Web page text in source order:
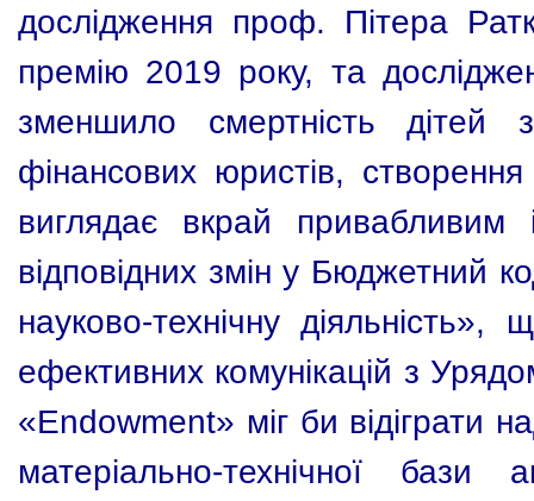
дослідження проф. Пітера
премію 2019 року, та
зменшило смертність дітей
фінансових юристів,
виглядає вкрай
відповідних змін у Бюджетний
науково-технічну
ефективних комунікацій з
«Endowment» міг би відіграти
матеріально-технічної бази